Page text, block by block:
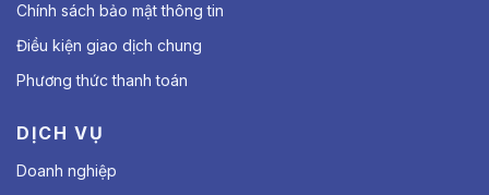
Chính sách bảo mật thông tin
Điều kiện giao dịch chung
Phương thức thanh toán
DỊCH VỤ
Doanh nghiệp